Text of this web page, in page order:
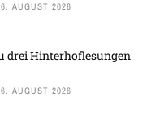
6. AUGUST 2026
drei Hinterhoflesungen
6. AUGUST 2026